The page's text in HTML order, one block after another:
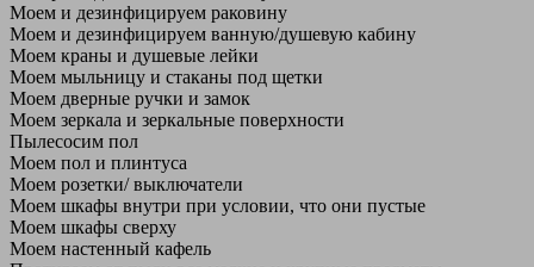
Моем и дезинфицируем раковину
Моем и дезинфицируем ванную/душевую кабину
Моем краны и душевые лейки
Моем мыльницу и стаканы под щетки
Моем дверные ручки и замок
Моем зеркала и зеркальные поверхности
Пылесосим пол
Моем пол и плинтуса
Моем розетки/ выключатели
Моем шкафы внутри при условии, что они пустые
Моем шкафы сверху
Моем настенный кафель